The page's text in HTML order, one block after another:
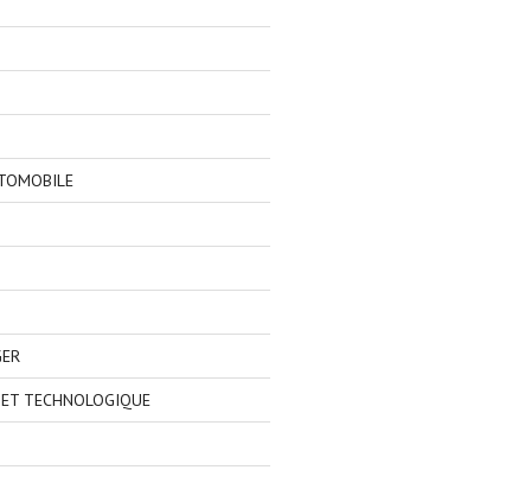
TECHNOLOGIQUE